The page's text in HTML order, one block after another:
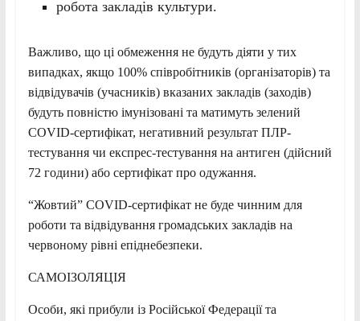
робота закладів культури.
Важливо, що ці обмеження не будуть діяти у тих
випадках, якщо 100% співробітників (організаторів) та
відвідувачів (учасників) вказаних закладів (заходів)
будуть повністю імунізовані та матимуть зелений
COVID-сертифікат, негативний результат ПЛР-
тестування чи експрес-тестування на антиген (дійсний
72 години) або сертифікат про одужання.
“Жовтий” COVID-сертифікат не буде чинним для
роботи та відвідування громадських закладів на
червоному рівні епіднебезпеки.
САМОІЗОЛЯЦІЯ
Особи, які прибули із Російської Федерації та